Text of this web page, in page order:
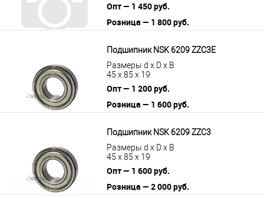
Опт — 1 450 руб.
Розница — 1 800 руб.
Подшипник NSK 6209 ZZC3E
Размеры d x D x B
45 x 85 x 19
Опт — 1 200 руб.
Розница — 1 600 руб.
Подшипник NSK 6209 ZZC3
Размеры d x D x B
45 x 85 x 19
Опт — 1 600 руб.
Розница — 2 000 руб.